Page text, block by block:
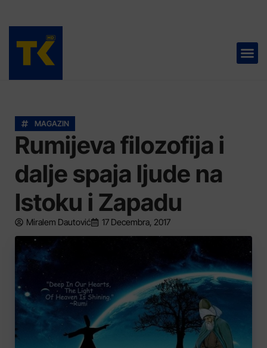
MAGAZIN
Rumijeva filozofija i
dalje spaja ljude na
Istoku i Zapadu
Miralem Dautović 17 Decembra, 2017